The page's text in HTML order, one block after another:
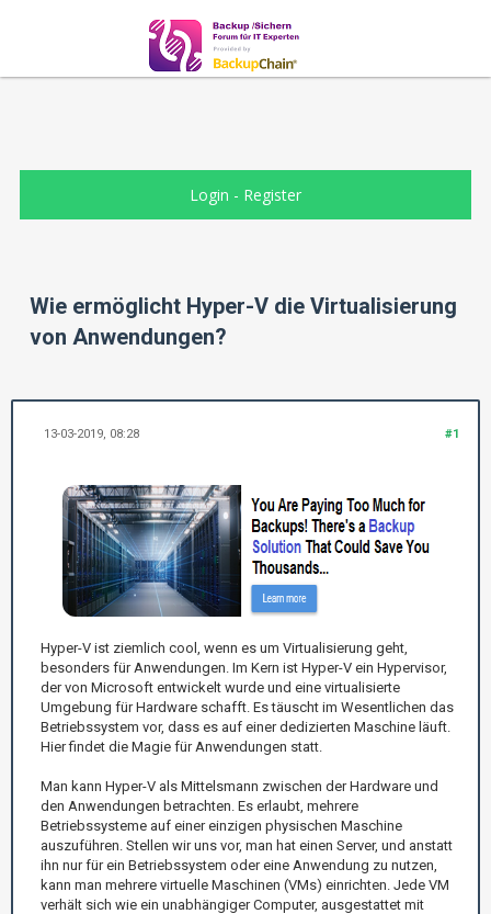
Login - Register
Wie ermöglicht Hyper-V die Virtualisierung
von Anwendungen?
#1
13-03-2019, 08:28
Hyper-V ist ziemlich cool, wenn es um Virtualisierung geht,
besonders für Anwendungen. Im Kern ist Hyper-V ein Hypervisor,
der von Microsoft entwickelt wurde und eine virtualisierte
Umgebung für Hardware schafft. Es täuscht im Wesentlichen das
Betriebssystem vor, dass es auf einer dedizierten Maschine läuft.
Hier findet die Magie für Anwendungen statt.
Man kann Hyper-V als Mittelsmann zwischen der Hardware und
den Anwendungen betrachten. Es erlaubt, mehrere
Betriebssysteme auf einer einzigen physischen Maschine
auszuführen. Stellen wir uns vor, man hat einen Server, und anstatt
ihn nur für ein Betriebssystem oder eine Anwendung zu nutzen,
kann man mehrere virtuelle Maschinen (VMs) einrichten. Jede VM
verhält sich wie ein unabhängiger Computer, ausgestattet mit